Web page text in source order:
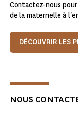
Contactez-nous
de la maternelle à
DÉCOUVRIR LES
NOUS